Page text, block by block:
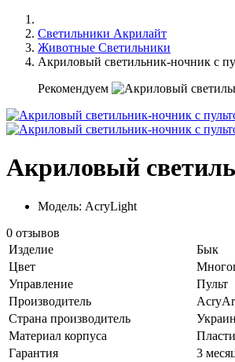
Светильники Акрилайт
Животные Светильники
Акриловый светильник-ночник с
Рекомендуем
Акриловый
Модель: AcryLight
0 отзывов
Изделие
Бык
Цвет
Управление
Пульт
Производитель
Страна производитель
Материал корпуса
Гарантия
3